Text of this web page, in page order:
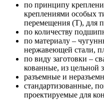
по принципу
креплениями особых
перемещения (Т), для
по количеству
по материалу –
нержавеющей стали,
по виду заготовки –
кованные, из цельной
разъемные и
стандартизованные,
проектируемые для